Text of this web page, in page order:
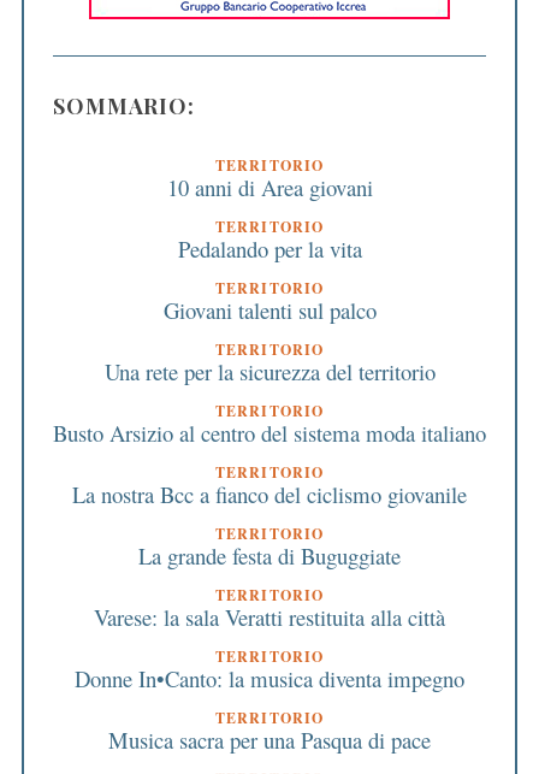
SOMMARIO:
TERRITORIO
10 anni di Area giovani
TERRITORIO
Pedalando per la vita
TERRITORIO
Giovani talenti sul palco
TERRITORIO
Una rete per la sicurezza del territorio
TERRITORIO
Busto Arsizio al centro del sistema moda italiano
TERRITORIO
La nostra Bcc a fianco del ciclismo giovanile
TERRITORIO
La grande festa di Buguggiate
TERRITORIO
Varese: la sala Veratti restituita alla città
TERRITORIO
Donne In•Canto: la musica diventa impegno
TERRITORIO
Musica sacra per una Pasqua di pace